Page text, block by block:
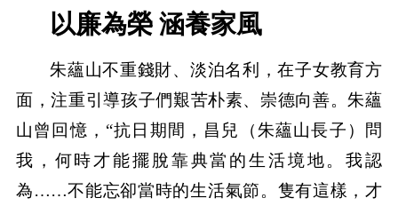
以廉為榮 涵養家風
朱蘊山不重錢財、淡泊名利，在子女教育方
面，注重引導孩子們艱苦朴素、崇德向善。朱蘊
山曾回憶，“抗日期間，昌兒（朱蘊山長子）問
我，何時才能擺脫靠典當的生活境地。我認
為……不能忘卻當時的生活氣節。隻有這樣，才